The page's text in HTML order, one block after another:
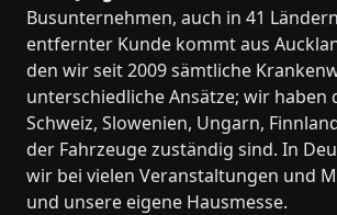
Busunternehmen, auch in 41
entfernter Kunde kommt aus
den wir seit 2009 sämtliche
unterschiedliche Ansätze; wir
Schweiz, Slowenien, Ungarn,
der Fahrzeuge zuständig sind. In
wir bei vielen Veranstaltungen und
und unsere eigene Hausmesse.